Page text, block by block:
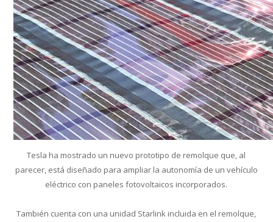
Tesla ha mostrado un nuevo prototipo de remolque que, al
parecer, está diseñado para ampliar la autonomía de un vehículo
eléctrico con paneles fotovoltaicos incorporados.
También cuenta con una unidad Starlink incluida en el remolque,